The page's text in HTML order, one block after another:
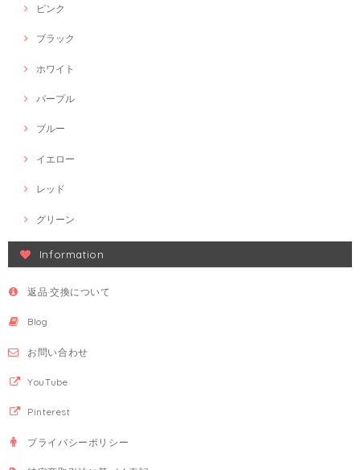
ピンク
ブラック
ホワイト
パープル
ブルー
イエロー
レッド
グリーン
Information
返品·交換について
Blog
お問い合わせ
YouTube
Pinterest
プライバシーポリシー